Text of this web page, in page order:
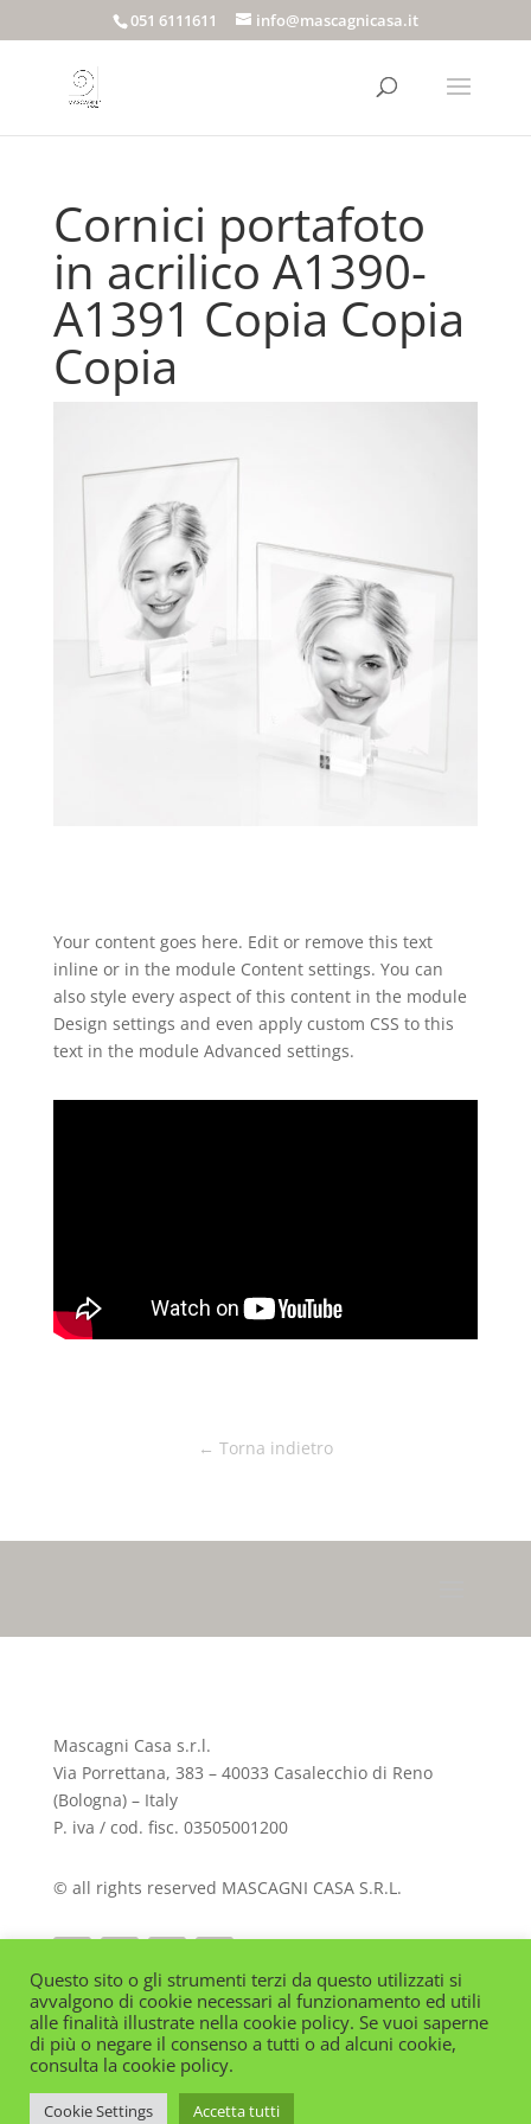
051 6111611 info@mascagnicasa.it
Cornici portafoto
in acrilico A1390-
A1391 Copia Copia
Copia
Your content goes here. Edit or remove this text
inline or in the module Content settings. You can
also style every aspect of this content in the module
Design settings and even apply custom CSS to this
text in the module Advanced settings.
← Torna indietro
Mascagni Casa s.r.l.
Via Porrettana, 383 – 40033 Casalecchio di Reno
(Bologna) – Italy
P. iva / cod. fisc. 03505001200
© all rights reserved MASCAGNI CASA S.R.L.
Questo sito o gli strumenti terzi da questo utilizzati si
avvalgono di cookie necessari al funzionamento ed utili
alle finalità illustrate nella cookie policy. Se vuoi saperne
di più o negare il consenso a tutti o ad alcuni cookie,
consulta la cookie policy.
Cookie Settings Accetta tutti
Italiano